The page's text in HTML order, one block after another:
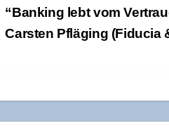
“Ban­king lebt vom
Cars­ten Pflä­ging (Fidu­cia